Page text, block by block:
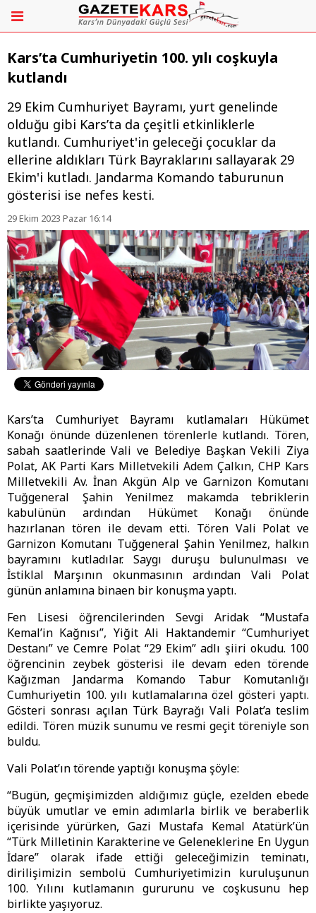
Kars’ta Cumhuriyetin 100. yılı coşkuyla
kutlandı
29 Ekim Cumhuriyet Bayramı, yurt genelinde
olduğu gibi Kars’ta da çeşitli etkinliklerle
kutlandı. Cumhuriyet'in geleceği çocuklar da
ellerine aldıkları Türk Bayraklarını sallayarak 29
Ekim'i kutladı. Jandarma Komando taburunun
gösterisi ise nefes kesti.
29 Ekim 2023 Pazar 16:14
Kars’ta Cumhuriyet Bayramı kutlamaları Hükümet
Konağı önünde düzenlenen törenlerle kutlandı. Tören,
sabah saatlerinde Vali ve Belediye Başkan Vekili Ziya
Polat, AK Parti Kars Milletvekili Adem Çalkın, CHP Kars
Milletvekili Av. İnan Akgün Alp ve Garnizon Komutanı
Tuğgeneral Şahin Yenilmez makamda tebriklerin
kabulünün ardından Hükümet Konağı önünde
hazırlanan tören ile devam etti. Tören Vali Polat ve
Garnizon Komutanı Tuğgeneral Şahin Yenilmez, halkın
bayramını kutladılar. Saygı duruşu bulunulması ve
İstiklal Marşının okunmasının ardından Vali Polat
günün anlamına binaen bir konuşma yaptı.
Fen Lisesi öğrencilerinden Sevgi Aridak “Mustafa
Kemal’in Kağnısı”, Yiğit Ali Haktandemir “Cumhuriyet
Destanı” ve Cemre Polat “29 Ekim” adlı şiiri okudu. 100
öğrencinin zeybek gösterisi ile devam eden törende
Kağızman Jandarma Komando Tabur Komutanlığı
Cumhuriyetin 100. yılı kutlamalarına özel gösteri yaptı.
Gösteri sonrası açılan Türk Bayrağı Vali Polat’a teslim
edildi. Tören müzik sunumu ve resmi geçit töreniyle son
buldu.
Vali Polat’ın törende yaptığı konuşma şöyle:
“Bugün, geçmişimizden aldığımız güçle, ezelden ebede
büyük umutlar ve emin adımlarla birlik ve beraberlik
içerisinde yürürken, Gazi Mustafa Kemal Atatürk’ün
“Türk Milletinin Karakterine ve Geleneklerine En Uygun
İdare” olarak ifade ettiği geleceğimizin teminatı,
dirilişimizin sembolü Cumhuriyetimizin kuruluşunun
100. Yılını kutlamanın gururunu ve coşkusunu hep
birlikte yaşıyoruz.